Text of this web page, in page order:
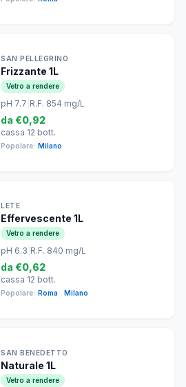
SAN PELLEGRINO
Frizzante 1L
Vetro a rendere
pH 7.7 R.F. 854 mg/L
da €0,92
cassa 12 bott.
Popolare: Milano
LETE
Effervescente 1L
Vetro a rendere
pH 6.3 R.F. 840 mg/L
da €0,62
cassa 12 bott.
Popolare: Roma Milano
SAN BENEDETTO
Naturale 1L
Vetro a rendere